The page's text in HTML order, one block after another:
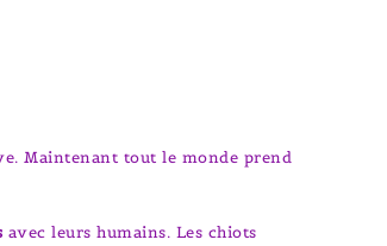
Maintenant tout le monde prend
avec leurs humains. Les chiots